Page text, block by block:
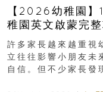
【2026幼稚園
稚園英文啟蒙完
許多家長越來越重視
立往往影響小朋友未
自信。但不少家長發